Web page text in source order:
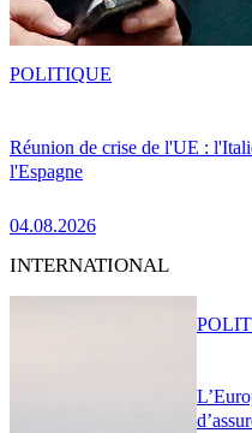
Réunion de crise de l'UE :
l'Espagne
04.08.2026
POLITIQUE
INTERNATIONAL